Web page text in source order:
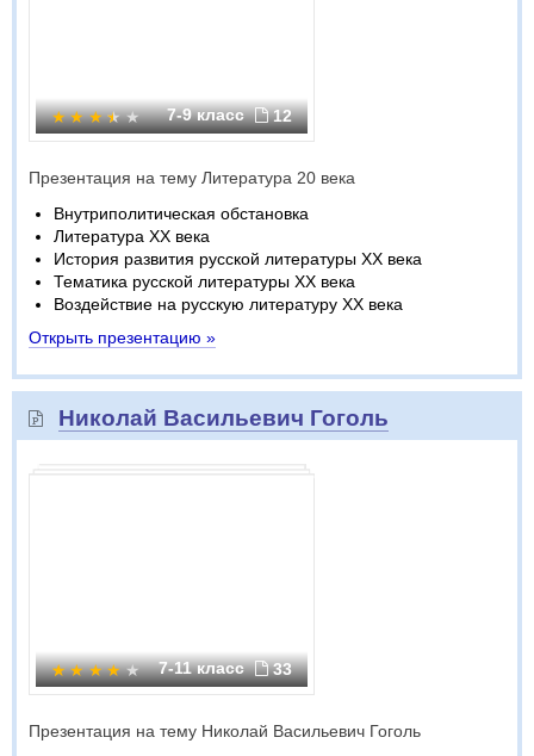
7-9 класс 12
Презентация на тему Литература 20 века
Внутриполитическая обстановка
Литература XX века
История развития русской литературы XX века
Тематика русской литературы XX века
Воздействие на русскую литературу XX века
Открыть презентацию »
Николай Васильевич Гоголь
7-11 класс 33
Презентация на тему Николай Васильевич Гоголь